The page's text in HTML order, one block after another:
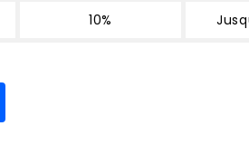
10%